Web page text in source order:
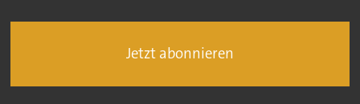
Jetzt abonnieren